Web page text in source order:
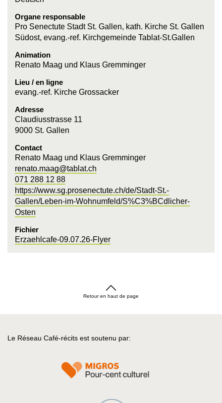
Organe responsable
Pro Senectute Stadt St. Gallen, kath. Kirche St. Gallen
Südost, evang.-ref. Kirchgemeinde Tablat-St.Gallen
Animation
Renato Maag und Klaus Gremminger
Lieu / en ligne
evang.-ref. Kirche Grossacker
Adresse
Claudiusstrasse 11
9000 St. Gallen
Contact
Renato Maag und Klaus Gremminger
renato.maag@tablat.ch
071 288 12 88
https://www.sg.prosenectute.ch/de/Stadt-St.-
Gallen/Leben-im-Wohnumfeld/S%C3%BCdlicher-
Osten
Fichier
Erzaehlcafe-09.07.26-Flyer
Retour en haut de page
Le Réseau Café-récits est soutenu par: